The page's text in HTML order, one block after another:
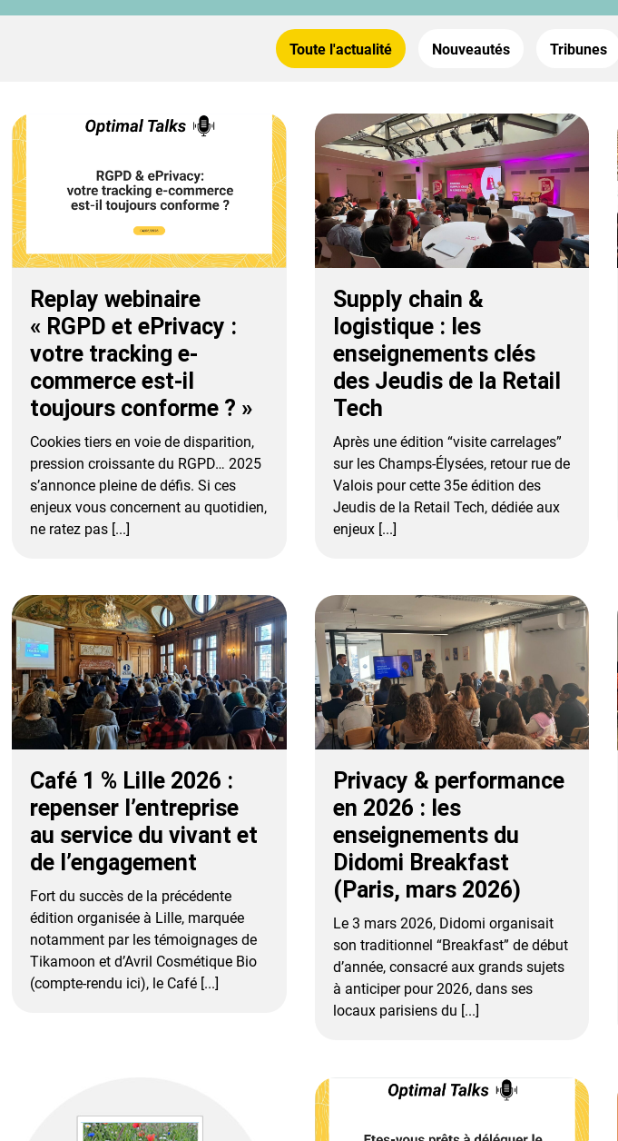
Toute l'actualité Nouveautés Tribunes
Replay webinaire
« RGPD et ePrivacy :
votre tracking e-
commerce est-il
toujours conforme ? »
Cookies tiers en voie de disparition,
pression croissante du RGPD… 2025
s’annonce pleine de défis. Si ces
enjeux vous concernent au quotidien,
ne ratez pas [...]
Supply chain &
logistique : les
enseignements clés
des Jeudis de la Retail
Tech
Après une édition “visite carrelages”
sur les Champs-Élysées, retour rue de
Valois pour cette 35e édition des
Jeudis de la Retail Tech, dédiée aux
enjeux [...]
Café 1 % Lille 2026 :
repenser l’entreprise
au service du vivant et
de l’engagement
Fort du succès de la précédente
édition organisée à Lille, marquée
notamment par les témoignages de
Tikamoon et d’Avril Cosmétique Bio
(compte-rendu ici), le Café [...]
Privacy & performance
en 2026 : les
enseignements du
Didomi Breakfast
(Paris, mars 2026)
Le 3 mars 2026, Didomi organisait
son traditionnel “Breakfast” de début
d’année, consacré aux grands sujets
à anticiper pour 2026, dans ses
locaux parisiens du [...]